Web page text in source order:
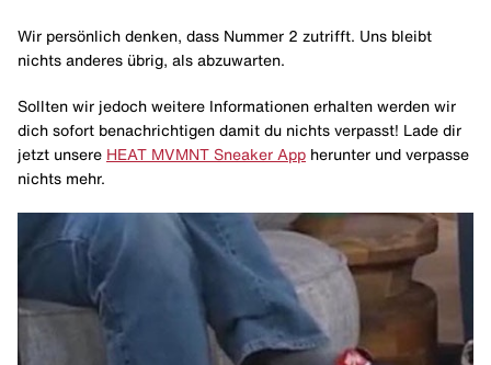
Wir persönlich denken, dass Nummer 2 zutrifft. Uns bleibt
nichts anderes übrig, als abzuwarten.
Sollten wir jedoch weitere Informationen erhalten werden wir
dich sofort benachrichtigen damit du nichts verpasst! Lade dir
jetzt unsere HEAT MVMNT Sneaker App herunter und verpasse
nichts mehr.